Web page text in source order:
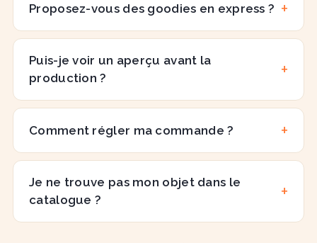
Proposez-vous des goodies en express ?
Puis-je voir un aperçu avant la
production ?
Comment régler ma commande ?
Je ne trouve pas mon objet dans le
catalogue ?